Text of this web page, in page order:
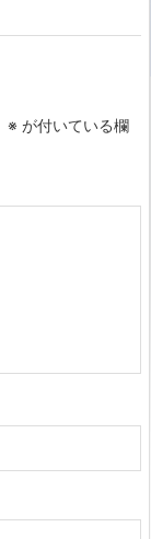
※ が付いている欄